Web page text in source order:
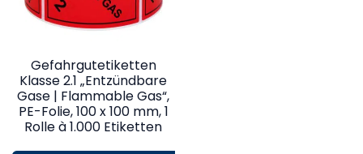
Gefahrgutetiketten
Klasse 2.1 „Entzündbare
Gase | Flammable Gas“,
PE-Folie, 100 x 100 mm, 1
Rolle à 1.000 Etiketten